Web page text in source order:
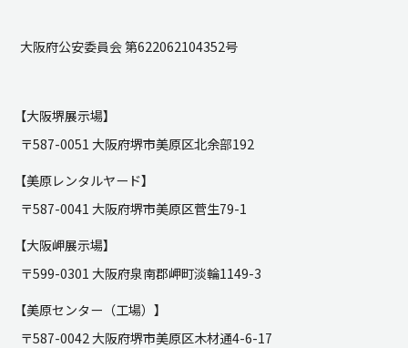
大阪府公安委員会 第622062104352号
【大阪堺展示場】
〒587-0051 大阪府堺市美原区北余部192
【美原レンタルヤード】
〒587-0041 大阪府堺市美原区菅生79-1
【大阪岬展示場】
〒599-0301 大阪府泉南郡岬町淡輪1149-3
【美原センター（工場）】
〒587-0042 大阪府堺市美原区木材通4-6-17